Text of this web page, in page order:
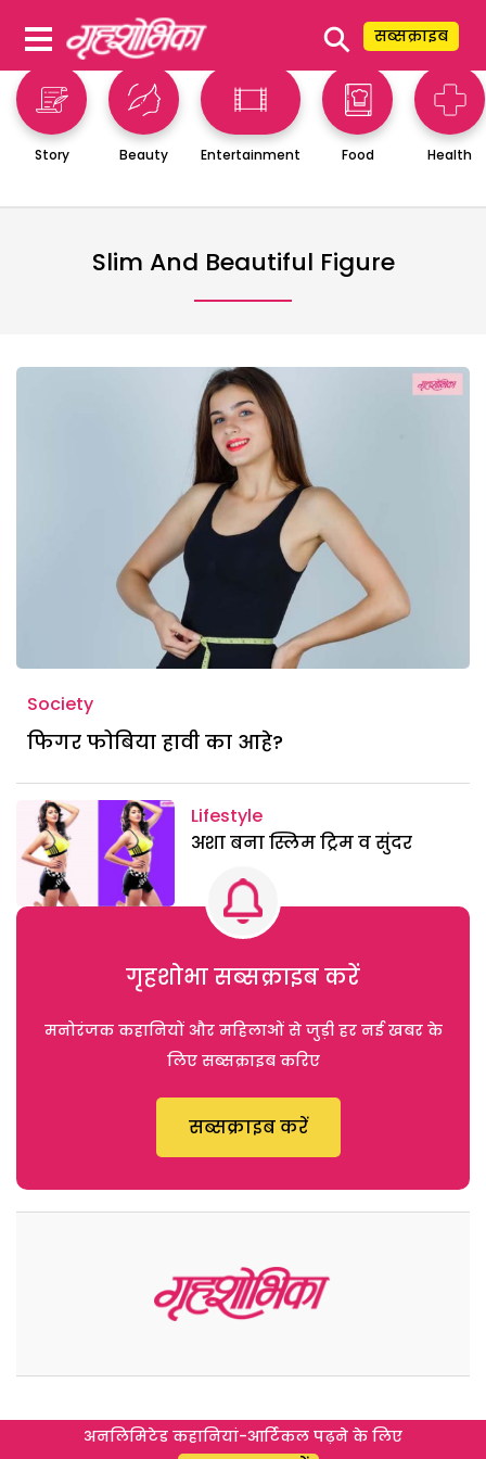
⚲ सब्सक्राइब
Story Beauty Entertainment Food Health
Slim And Beautiful Figure
Society
फिगर फोबिया हावी का आहे?
Lifestyle
अशा बना स्लिम ट्रिम व सुंदर
गृहशोभा सब्सक्राइब करें
मनोरंजक कहानियों और महिलाओं से जुड़ी हर नई खबर के
लिए सब्सक्राइब करिए
सब्सक्राइब करें
अनलिमिटेड कहानियां-आर्टिकल पढ़ने के लिए